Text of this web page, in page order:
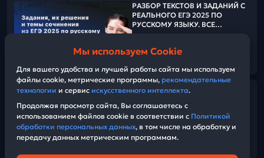
РАЗБОР ТЕКСТОВ И ЗАДАНИЙ С
РЕАЛЬНОГО ЕГЭ 2025 ПО
РУССКОМУ ЯЗЫКУ. ВСЕ
Хвалим себя | Итоги 33-его дня
ЕГЭ 2026 ПО РУССКОМУ ЯЗЫКУ И МАТЕМАТИКЕ
28 мая 2025 г., 17:20
Мы используем Cookie
Для вашего удобства и лучшей работы сайта мы используем
файлы cookie, метрические программы, рекомендательные
технологии и сервис искусственного интеллекта.
Продолжая просмотр сайта, Вы соглашаетесь с
использованием файлов cookie в соответствии с Политикой
обработки персональных данных, в том числе на обработку и
передачу данных метрическим программам.